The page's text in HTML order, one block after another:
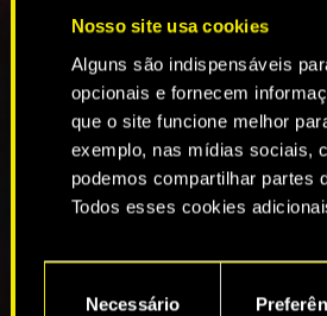
Nosso site usa cookies
Alguns são indispensáveis
opcionais e fornecem
que o site funcione melhor
exemplo, nas mídias sociais,
podemos compartilhar partes
Todos esses cookies
Você encontrará todos os
suas preferências no menu
Necessário